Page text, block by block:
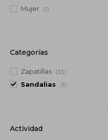
Categorías
Zapatillas (33)
Sandalias (1)
Mujer (1)
Actividad